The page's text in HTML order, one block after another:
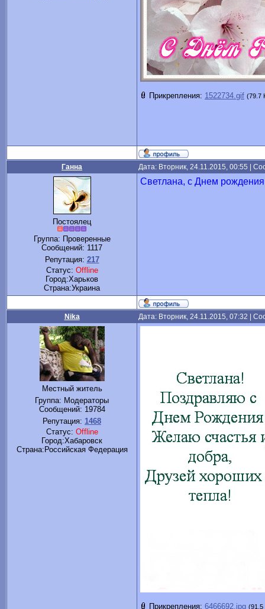
Прикрепления: 1522734.gif (79.7
Ганна Дата: Вторник, 24.11.2015, 00:55 |
Постоялец
Группа: Проверенные
Сообщений: 1117
Репутация: 217
Статус: Offline
Город:Харьков
Cтрана:Украина
Светлана, с Днем
Nika Дата: Вторник, 24.11.2015, 07:32 |
Местный житель
Группа: Модераторы
Сообщений: 19784
Репутация: 1468
Статус: Offline
Город:Хабаровск
Cтрана:Российская Федерация
Прикрепления: 6466692.jpg (91.5